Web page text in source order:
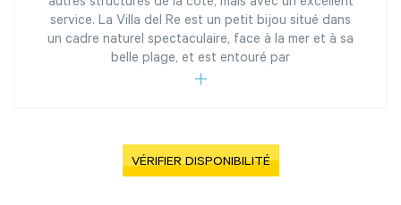
autres structures de la côte, mais avec un excellent
service. La Villa del Re est un petit bijou situé dans
un cadre naturel spectaculaire, face à la mer et à sa
belle plage, et est entouré par
VÉRIFIER DISPONIBILITÉ